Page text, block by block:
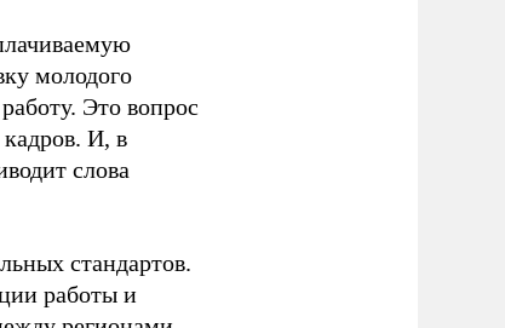
молодого
Это вопрос
И, в
слова
стандартов.
работы и